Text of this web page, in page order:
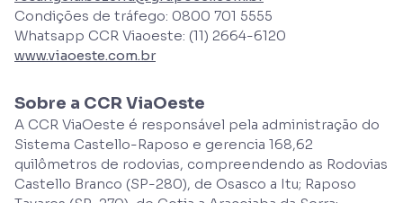
Condições de tráfego: 0800 701 5555
Whatsapp CCR Viaoeste: (11) 2664-6120
www.viaoeste.com.br
Sobre a CCR ViaOeste
A CCR ViaOeste é responsável pela administração do
Sistema Castello-Raposo e gerencia 168,62
quilômetros de rodovias, compreendendo as Rodovias
Castello Branco (SP-280), de Osasco a Itu; Raposo